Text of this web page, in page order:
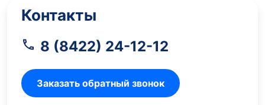
Контакты
8 (8422) 24-12-12
Заказать обратный звонок